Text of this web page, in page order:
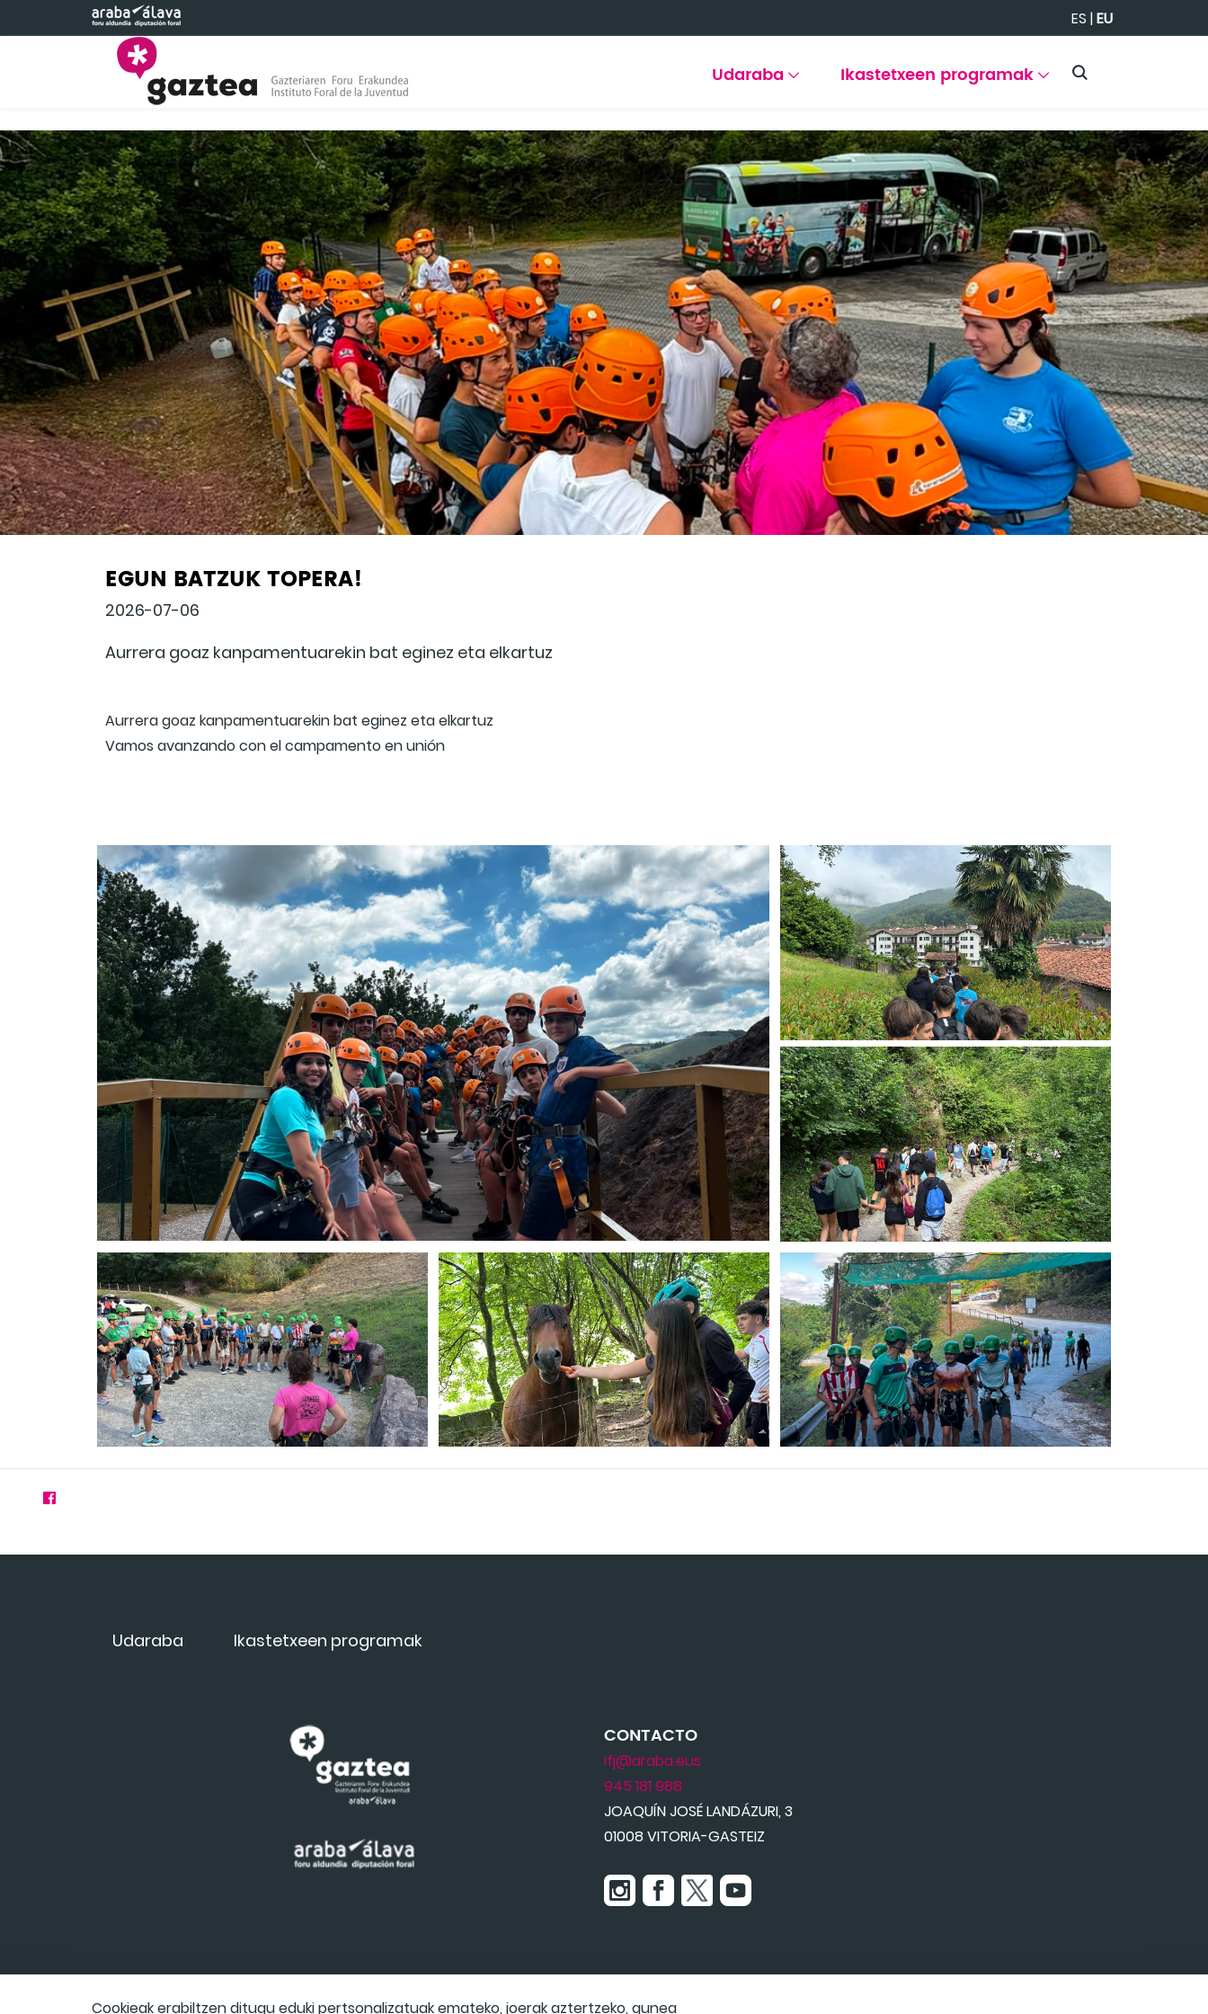
Eduki nagusira joan ES |EU
Udaraba Ikastetxeen programak
EGUN BATZUK TOPERA!
2026-07-06
Aurrera goaz kanpamentuarekin bat eginez eta elkartuz
Aurrera goaz kanpamentuarekin bat eginez eta elkartuz
Vamos avanzando con el campamento en unión
Udaraba Ikastetxeen programak
CONTACTO
ifj@araba.eus
945 181 988
JOAQUÍN JOSÉ LANDÁZURI, 3
01008 VITORIA-GASTEIZ
Cookieak erabiltzen ditugu eduki pertsonalizatuak emateko, joerak aztertzeko, gunea